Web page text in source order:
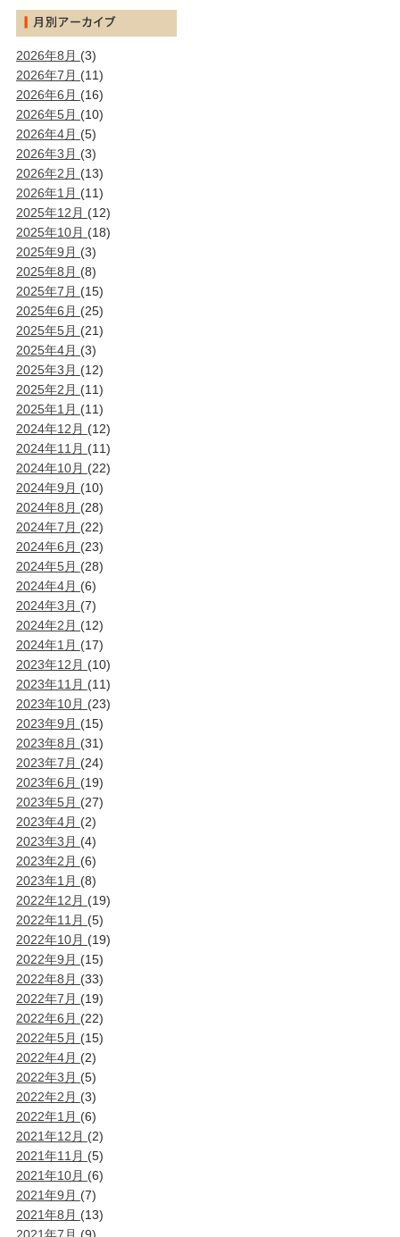
2026年8月 (3)
2026年7月 (11)
2026年6月 (16)
2026年5月 (10)
2026年4月 (5)
2026年3月 (3)
2026年2月 (13)
2026年1月 (11)
2025年12月 (12)
2025年10月 (18)
2025年9月 (3)
2025年8月 (8)
2025年7月 (15)
2025年6月 (25)
2025年5月 (21)
2025年4月 (3)
2025年3月 (12)
2025年2月 (11)
2025年1月 (11)
2024年12月 (12)
2024年11月 (11)
2024年10月 (22)
2024年9月 (10)
2024年8月 (28)
2024年7月 (22)
2024年6月 (23)
2024年5月 (28)
2024年4月 (6)
2024年3月 (7)
2024年2月 (12)
2024年1月 (17)
2023年12月 (10)
2023年11月 (11)
2023年10月 (23)
2023年9月 (15)
2023年8月 (31)
2023年7月 (24)
2023年6月 (19)
2023年5月 (27)
2023年4月 (2)
2023年3月 (4)
2023年2月 (6)
2023年1月 (8)
2022年12月 (19)
2022年11月 (5)
2022年10月 (19)
2022年9月 (15)
2022年8月 (33)
2022年7月 (19)
2022年6月 (22)
2022年5月 (15)
2022年4月 (2)
2022年3月 (5)
2022年2月 (3)
2022年1月 (6)
2021年12月 (2)
2021年11月 (5)
2021年10月 (6)
2021年9月 (7)
2021年8月 (13)